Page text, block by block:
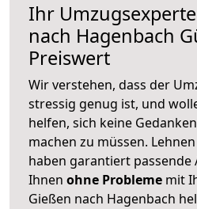
Ihr
nach Hagenbach
Preiswert
Wir verstehen, dass der
stressig genug ist, und
helfen, sich keine
machen zu müssen.
haben garantiert passende
Ihnen ohne Probleme mit
Gießen nach Hagenbach